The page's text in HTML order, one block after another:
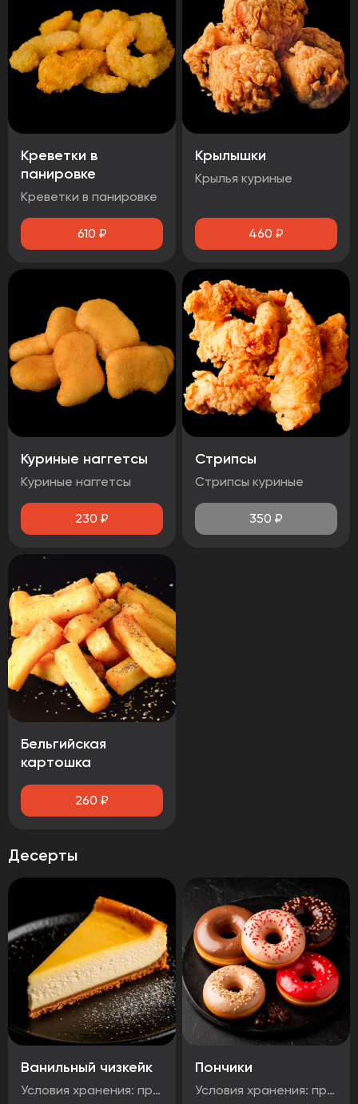
Креветки в
панировке
Креветки в панировке
610 ₽
Крылышки
Крылья куриные
460 ₽
Куриные наггетсы
Куриные наггетсы
230 ₽
Стрипсы
Стрипсы куриные
350 ₽
Бельгийская
картошка
260 ₽
Десерты
Ванильный чизкейк
Условия хранения: при температуре от минус -18°C до 0°C Срок годности: 48 часов Т.У 10.71. 11-001-48751922-2017 Рукомендуется употребить сразу после вскрытия упаковки Без ГМО
Пончики
Условия хранения: при температуре от минус -18°C до 0°C Срок годности: 48 часов Т.У 10.71. 11-001-48751922-2017 Рукомендуется употребить сразу после вскрытия упаковки Без ГМО